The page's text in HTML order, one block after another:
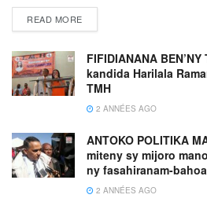
READ MORE
FIFIDIANANA
kandida Harilala
TMH
2 ANNÉES AGO
ANTOKO POLITIKA
miteny sy mijoro
ny fasahiranam-
2 ANNÉES AGO